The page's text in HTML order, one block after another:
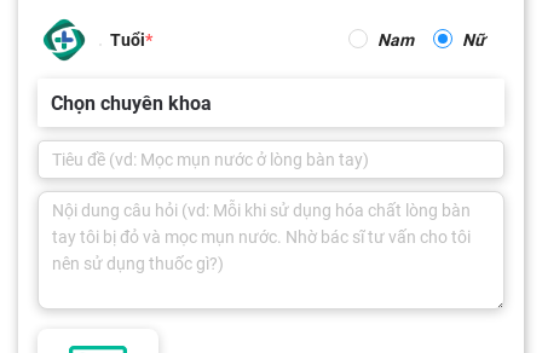
Tuổi Nam Nữ
Chọn chuyên khoa